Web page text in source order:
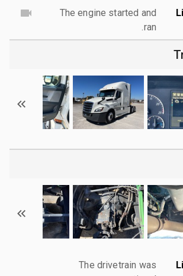
The engine started and
ran.
The drivetrain was